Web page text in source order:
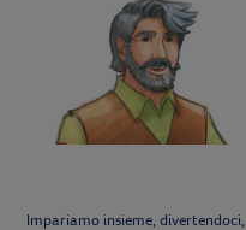
Impariamo insieme,